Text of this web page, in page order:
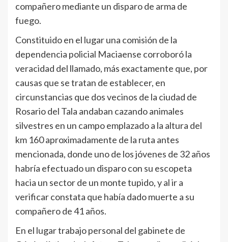
compañero mediante un disparo de arma de
fuego.
Constituido en el lugar una comisión de la
dependencia policial Maciaense corroboró la
veracidad del llamado, más exactamente que, por
causas que se tratan de establecer, en
circunstancias que dos vecinos de la ciudad de
Rosario del Tala andaban cazando animales
silvestres en un campo emplazado a la altura del
km 160 aproximadamente de la ruta antes
mencionada, donde uno de los jóvenes de 32 años
habría efectuado un disparo con su escopeta
hacia un sector de un monte tupido, y al ir a
verificar constata que había dado muerte a su
compañero de 41 años.
En el lugar trabajo personal del gabinete de